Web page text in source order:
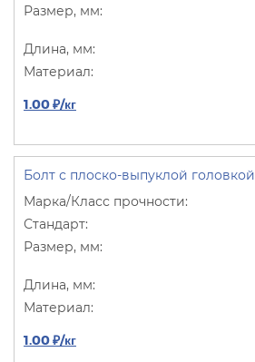
1.00 ₽/кг
Болт с плоско-выпуклой головкой
1.00 ₽/кг